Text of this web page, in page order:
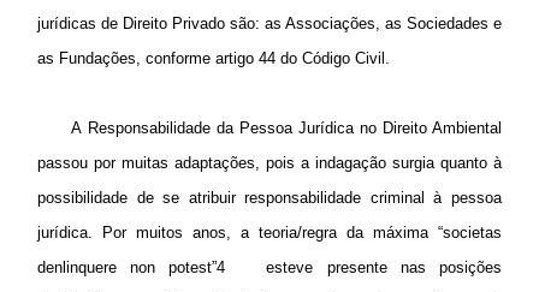
jurídicas de Direito Privado são: as Associações, as Sociedades e
as Fundações, conforme artigo 44 do Código Civil.
A Responsabilidade da Pessoa Jurídica no Direito Ambiental
passou por muitas adaptações, pois a indagação surgia quanto à
possibilidade de se atribuir responsabilidade criminal à pessoa
jurídica. Por muitos anos, a teoria/regra da máxima “societas
denlinquere non potest”4 esteve presente nas posições